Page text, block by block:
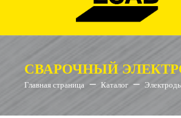
СВАРОЧНЫЙ
Главная страница Каталог